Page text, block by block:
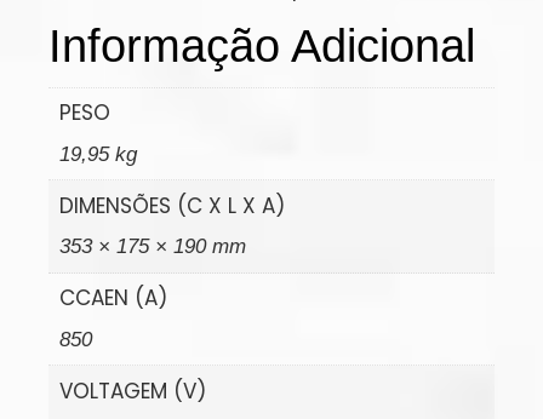
Informação Adicional
PESO
19,95 kg
DIMENSÕES (C X L X A)
353 × 175 × 190 mm
CCAEN (A)
850
VOLTAGEM (V)